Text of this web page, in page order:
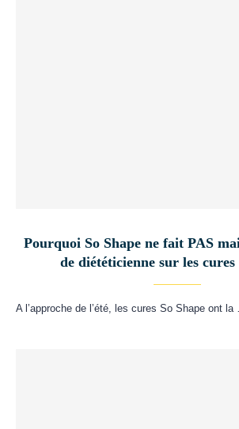
Pourquoi So Shape ne fait PAS
de diététicienne sur les cures
A l’approche de l’été, les cures So Shape ont